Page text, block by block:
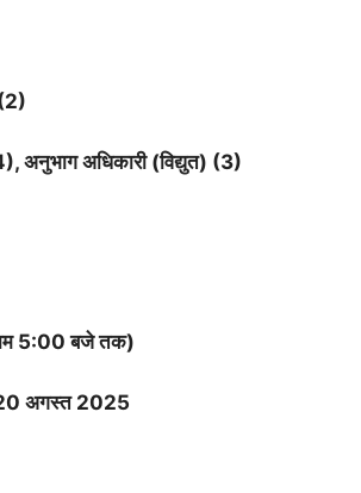
अनुभाग अधिकारी (विद्युत) (3)
5:00 बजे तक)
20 अगस्त 2025